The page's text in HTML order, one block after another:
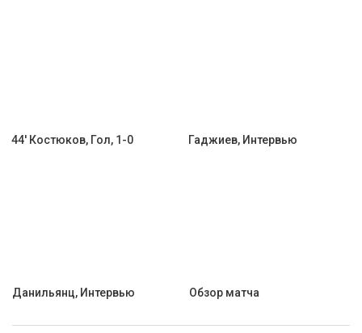
44' Костюков, Гол, 1-0 Гаджиев, Интервью
Данильянц, Интервью Обзор матча